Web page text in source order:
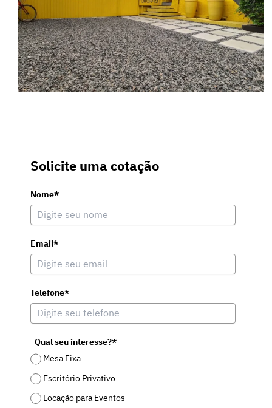
Solicite uma cotação
Nome*
Email*
Telefone*
Qual seu interesse?*
Mesa Fixa
Escritório Privativo
Locação para Eventos